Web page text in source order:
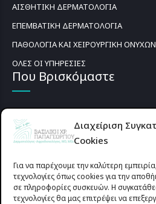
Διαχείριση
Cookies
Για να παρέχουμε την καλύτερη
τεχνολογίες όπως cookies για την
σε πληροφορίες συσκευών. Η
τεχνολογίες θα μας επιτρέψει να
ΑΙΣΘΗΤΙΚΗ ΔΕΡΜΑΤΟΛΟΓΙΑ
ΕΠΕΜΒΑΤΙΚΗ ΔΕΡΜΑΤΟΛΟΓΙΑ
ΠΑΘΟΛΟΓΙΑ ΚΑΙ ΧΕΙΡΟΥΡΓΙΚΗ ΟΝΥΧΩΝ
ΟΛΕΣ ΟΙ ΥΠΗΡΕΣΙΕΣ
Που Βρισκόμαστε